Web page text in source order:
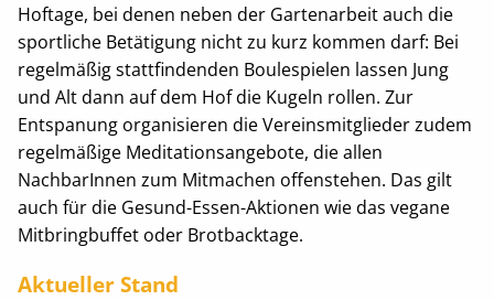
Hoftage, bei denen neben der Gartenarbeit auch die
sportliche Betätigung nicht zu kurz kommen darf: Bei
regelmäßig stattfindenden Boulespielen lassen Jung
und Alt dann auf dem Hof die Kugeln rollen. Zur
Entspanung organisieren die Vereinsmitglieder zudem
regelmäßige Meditationsangebote, die allen
NachbarInnen zum Mitmachen offenstehen. Das gilt
auch für die Gesund-Essen-Aktionen wie das vegane
Mitbringbuffet oder Brotbacktage.
Aktueller Stand